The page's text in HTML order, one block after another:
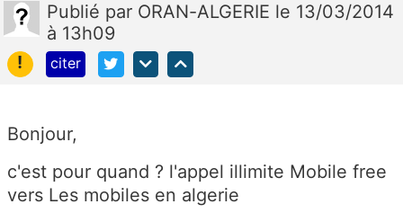
Publié par ORAN-ALGERIE le 13/03/2014
à 13h09
!
citer
Bonjour,
c'est pour quand ? l'appel illimite Mobile free
vers Les mobiles en algerie